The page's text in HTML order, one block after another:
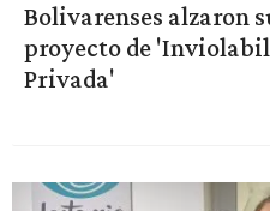
Bolivarenses alzaron
proyecto de
Privada'